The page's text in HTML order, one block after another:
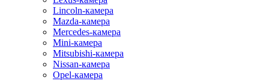
Lincoln-камера
Mazda-камера
Mercedes-камера
Mini-камера
Mitsubishi-камера
Nissan-камера
Opel-камера